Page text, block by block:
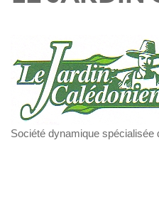
Société dynamique